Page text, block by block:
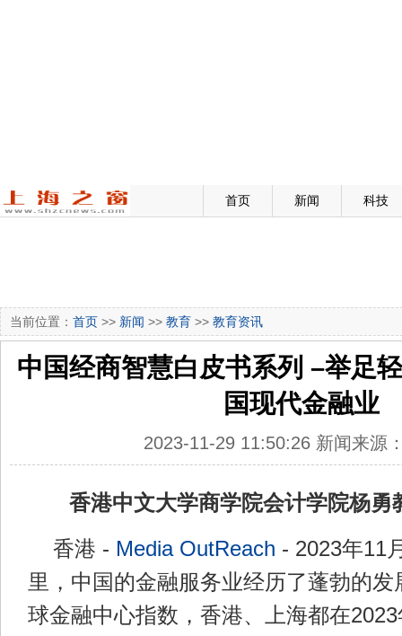
首页 新闻 科技
当前位置： 首页 >> 新闻 >> 教育 >> 教育资讯
中国经商智慧白皮书系列 –举足
国现代金融业
2023-11-29 11:50:26 新闻来源
香港中文大学商学院会计学院杨勇
香港 - Media OutReach - 2023年11
里，中国的金融服务业经历了蓬勃的
球金融中心指数，香港、上海都在